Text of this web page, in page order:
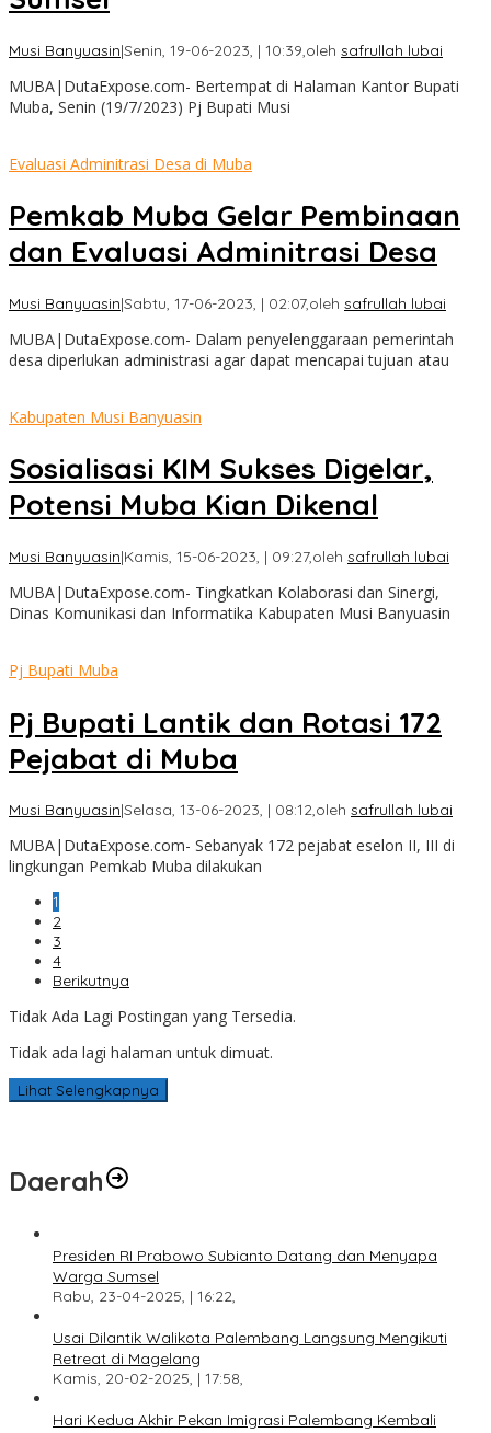
Musi Banyuasin|Senin, 19-06-2023, | 10:39,oleh safrullah lubai
MUBA|DutaExpose.com- Bertempat di Halaman Kantor Bupati
Muba, Senin (19/7/2023) Pj Bupati Musi
Evaluasi Adminitrasi Desa di Muba
Pemkab Muba Gelar Pembinaan
dan Evaluasi Adminitrasi Desa
Musi Banyuasin|Sabtu, 17-06-2023, | 02:07,oleh safrullah lubai
MUBA|DutaExpose.com- Dalam penyelenggaraan pemerintah
desa diperlukan administrasi agar dapat mencapai tujuan atau
Kabupaten Musi Banyuasin
Sosialisasi KIM Sukses Digelar,
Potensi Muba Kian Dikenal
Musi Banyuasin|Kamis, 15-06-2023, | 09:27,oleh safrullah lubai
MUBA|DutaExpose.com- Tingkatkan Kolaborasi dan Sinergi,
Dinas Komunikasi dan Informatika Kabupaten Musi Banyuasin
Pj Bupati Muba
Pj Bupati Lantik dan Rotasi 172
Pejabat di Muba
Musi Banyuasin|Selasa, 13-06-2023, | 08:12,oleh safrullah lubai
MUBA|DutaExpose.com- Sebanyak 172 pejabat eselon II, III di
lingkungan Pemkab Muba dilakukan
1
2
3
4
Berikutnya
Tidak Ada Lagi Postingan yang Tersedia.
Tidak ada lagi halaman untuk dimuat.
Lihat Selengkapnya
Daerah
Presiden RI Prabowo Subianto Datang dan Menyapa
Warga Sumsel
Rabu, 23-04-2025, | 16:22,
Usai Dilantik Walikota Palembang Langsung Mengikuti
Retreat di Magelang
Kamis, 20-02-2025, | 17:58,
Hari Kedua Akhir Pekan Imigrasi Palembang Kembali